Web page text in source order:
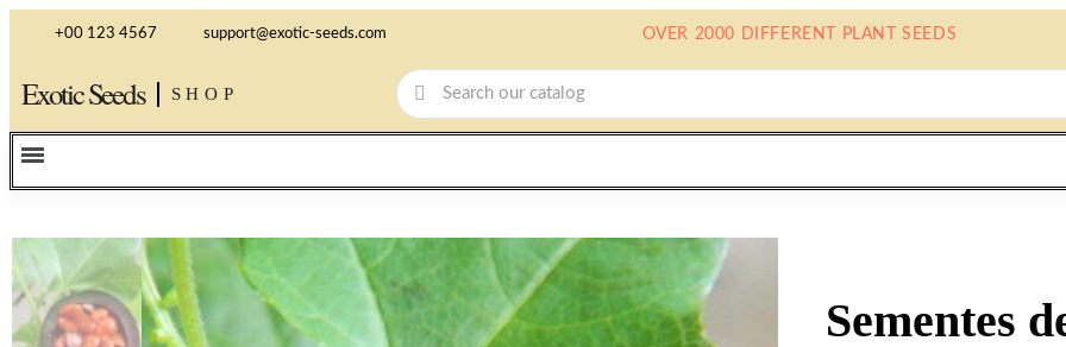
+00 123 4567 support@exotic-seeds.com OVER 2000 DIFFERENT PLANT SEEDS
Exotic Seeds SHOP
Sementes